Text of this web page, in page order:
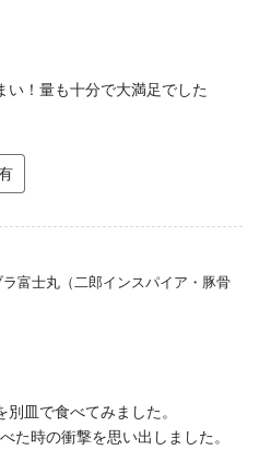
い！量も十分で大満足でした
富士丸（二郎インスパイア・豚骨
皿で食べてみました。
た時の衝撃を思い出しました。